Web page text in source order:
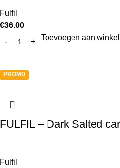
Fulfil
€36.00
Toevoegen aan
PROMO
FULFIL – Dark Salted
Fulfil